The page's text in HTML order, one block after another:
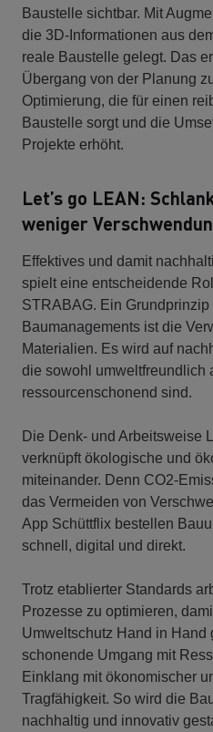
Baustelle sichtbar. Mit
die 3D-Informationen aus
reale Baustelle gelegt. Das
Übergang von der Planung
Optimierung, die für einen
Baustelle sorgt und die
Projekte erhöht.
Let’s go LEAN:
weniger
Effektives und damit
spielt eine entscheidende
STRABAG. Ein
Baumanagements ist die
Materialien. Es wird auf
die sowohl umweltfreundlich
ressourcenschonend sind.
Die Denk- und Arbeitsweise
verknüpft ökologische und
miteinander. Denn CO2-
das Vermeiden von
App Schüttflix bestellen
schnell, digital und direkt.
Trotz etablierter Standards
Prozesse zu optimieren,
Umweltschutz Hand in Hand
schonende Umgang mit
Einklang mit ökonomischer
Tragfähigkeit. So wird die
nachhaltig und innovativ